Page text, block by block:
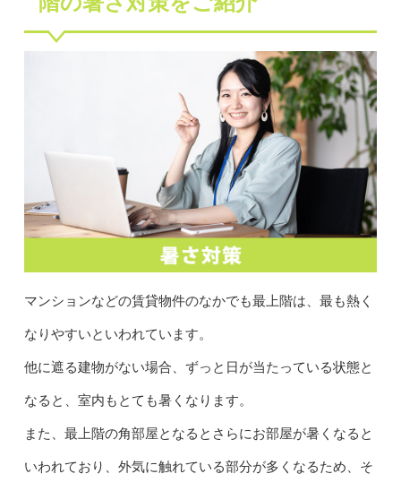
マンションなどの賃貸物件のなかでも最上階は、最も熱く
なりやすいといわれています。
他に遮る建物がない場合、ずっと日が当たっている状態と
なると、室内もとても暑くなります。
また、最上階の角部屋となるとさらにお部屋が暑くなると
いわれており、外気に触れている部分が多くなるため、そ